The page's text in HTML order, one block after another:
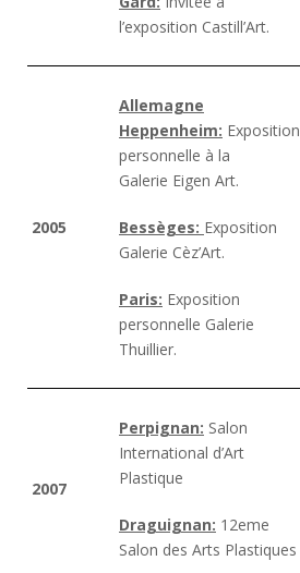
l’exposition Castill’Art.
2005
Allemagne
Heppenheim: Exposition
personnelle à la
Galerie Eigen Art.
Bessèges: Exposition
Galerie Cèz’Art.
Paris: Exposition
personnelle Galerie
Thuillier.
2007
Perpignan: Salon
International d’Art
Plastique
Draguignan: 12eme
Salon des Arts Plastiques